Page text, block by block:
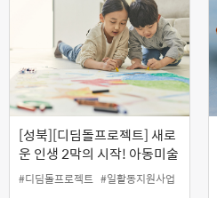
[성북][디딤돌프로젝트] 새로
운 인생 2막의 시작! 아동미술
실기 활동가 양성과정
#디딤돌프로젝트 #일활동지원사업